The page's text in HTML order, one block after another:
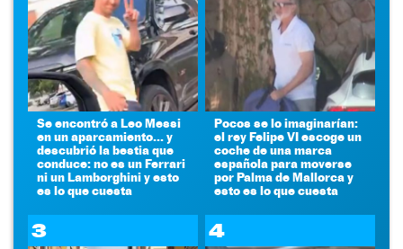
Se encontró a Leo Messi
en un aparcamiento... y
descubrió la bestia que
conduce: no es un Ferrari
ni un Lamborghini y esto
es lo que cuesta
Pocos se lo imaginarían:
el rey Felipe VI escoge un
coche de una marca
española para moverse
por Palma de Mallorca y
esto es lo que cuesta
3 4